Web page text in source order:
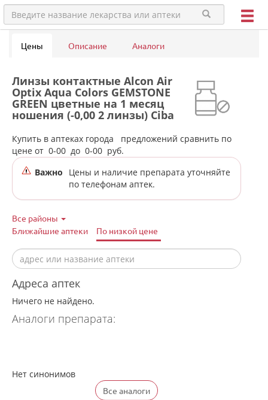
Цены Описание Аналоги
Линзы контактные Alcon Air
Optix Aqua Colors GEMSTONE
GREEN цветные на 1 месяц
ношения (-0,00 2 линзы) Ciba
Верхней Салды
Купить в аптеках города
предложений сравнить по
цене от 0-00 до 0-00 руб.
Важно
Цены и наличие препарата уточняйте
по телефонам аптек.
Все районы
Ближайшие аптеки
По низкой цене
Адреса аптек
Ничего не найдено.
Аналоги препарата:
Нет синонимов
Все аналоги